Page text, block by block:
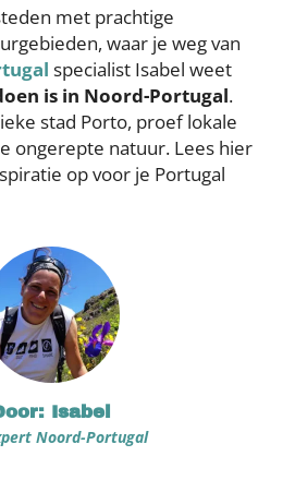
met prachtige
waar je weg van
specialist Isabel weet
is in Noord-Portugal.
stad Porto, proef lokale
ongerepte natuur. Lees hier
op voor je Portugal
Isabel
Noord-Portugal